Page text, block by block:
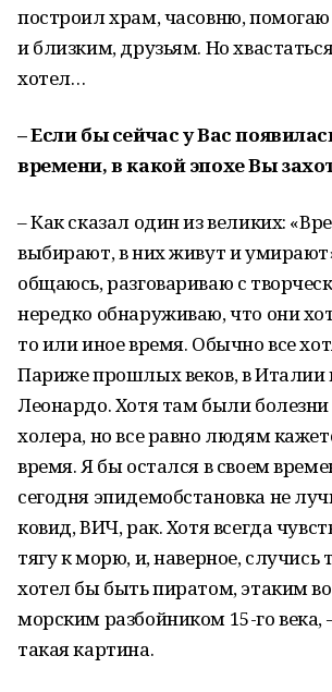
построил храм, часовню,
и близким, друзьям. Но
хотел…
– Если бы сейчас у Вас
времени, в какой эпохе Вы
– Как сказал один из великих:
выбирают, в них живут и
общаюсь, разговариваю с
нередко обнаруживаю, что они
то или иное время. Обычно все
Париже прошлых веков, в Италии
Леонардо. Хотя там были
холера, но все равно людям
время. Я бы остался в своем
сегодня эпидемобстановка не
ковид, ВИЧ, рак. Хотя всегда
тягу к морю, и, наверное, случись
хотел бы быть пиратом, этаким
морским разбойником 15-го века,
такая картина.